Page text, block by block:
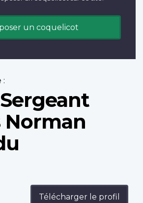
un coquelicot
:
Norman
Télécharger le profil